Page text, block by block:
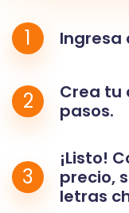
1 Ingresa
2
Crea tu
pasos.
3
¡Listo!
precio,
letras